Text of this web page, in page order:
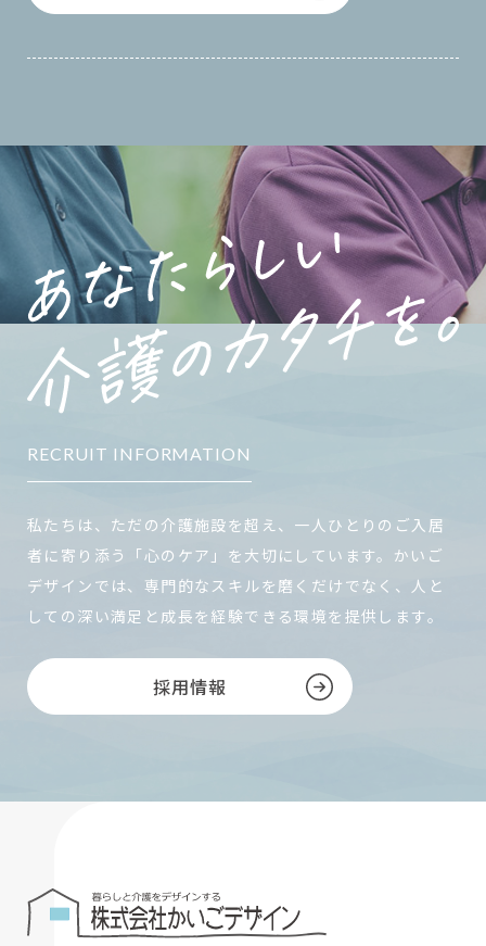
RECRUIT INFORMATION
私たちは、ただの介護施設を超え、一人ひとりのご入居
者に寄り添う「心のケア」を大切にしています。かいご
デザインでは、専門的なスキルを磨くだけでなく、人と
しての深い満足と成長を経験できる環境を提供します。
採用情報